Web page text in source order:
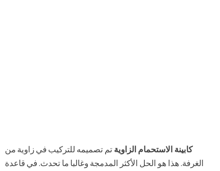
كابينة الاستحمام الزاويةتم تصميمه للتركيب في زاوية من
الغرفة. هذا هو الحل الأكثر المدمجة وغالبا ما تحدث. في قاعدة